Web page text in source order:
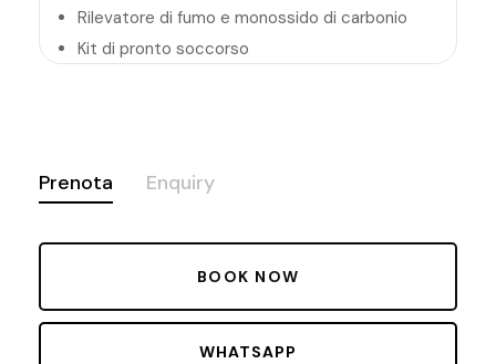
Rilevatore di fumo e monossido di carbonio
Kit di pronto soccorso
Prenota Enquiry
WHATSAPP